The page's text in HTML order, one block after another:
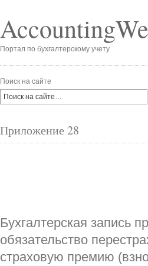
Портал по бухгалтерскому учету
Поиск на сайте
Приложение 28
Бухгалтерская запись
обязательство
страховую премию